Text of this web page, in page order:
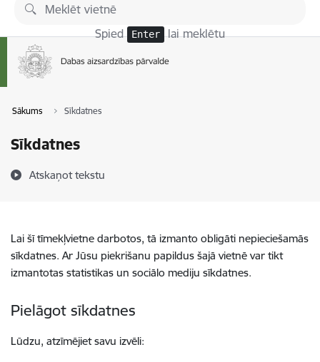
Pāriet uz lapas saturu
Spied Enter lai meklētu
Sākums Sīkdatnes
Sīkdatnes
Atskaņot tekstu
Lai šī tīmekļvietne darbotos, tā izmanto obligāti nepieciešamās
sīkdatnes. Ar Jūsu piekrišanu papildus šajā vietnē var tikt
izmantotas statistikas un sociālo mediju sīkdatnes.
Pielāgot sīkdatnes
Lūdzu, atzīmējiet savu izvēli: